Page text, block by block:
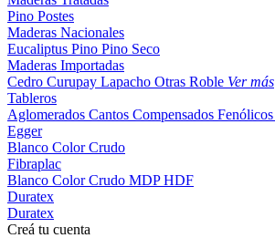
Pino Postes
Maderas Nacionales
Eucaliptus Pino Pino Seco
Maderas Importadas
Cedro Curupay Lapacho Otras Roble Ver más
Tableros
Aglomerados Cantos Compensados Fenólicos
Egger
Blanco ColorCrudo
Fibraplac
Blanco ColorCrudo MDPHDF
Duratex
Duratex
Creá tu cuenta